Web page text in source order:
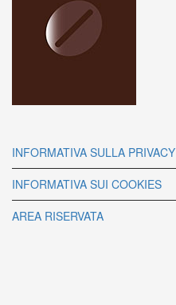
INFORMATIVA SULLA PRIVACY
INFORMATIVA SUI COOKIES
AREA RISERVATA